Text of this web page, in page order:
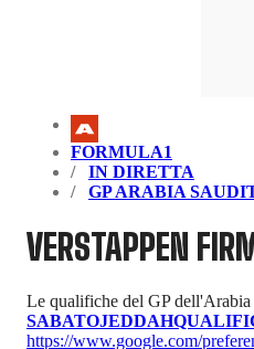
FORMULA1
IN DIRETTA
GP ARABIA
VERSTAPPEN
Le qualifiche del GP dell'Arabia
SABATOJEDDAH
https://www.google.com/